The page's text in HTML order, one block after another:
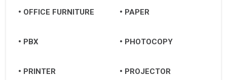
OFFICE FURNITURE PAPER
PBX PHOTOCOPY
PRINTER PROJECTOR